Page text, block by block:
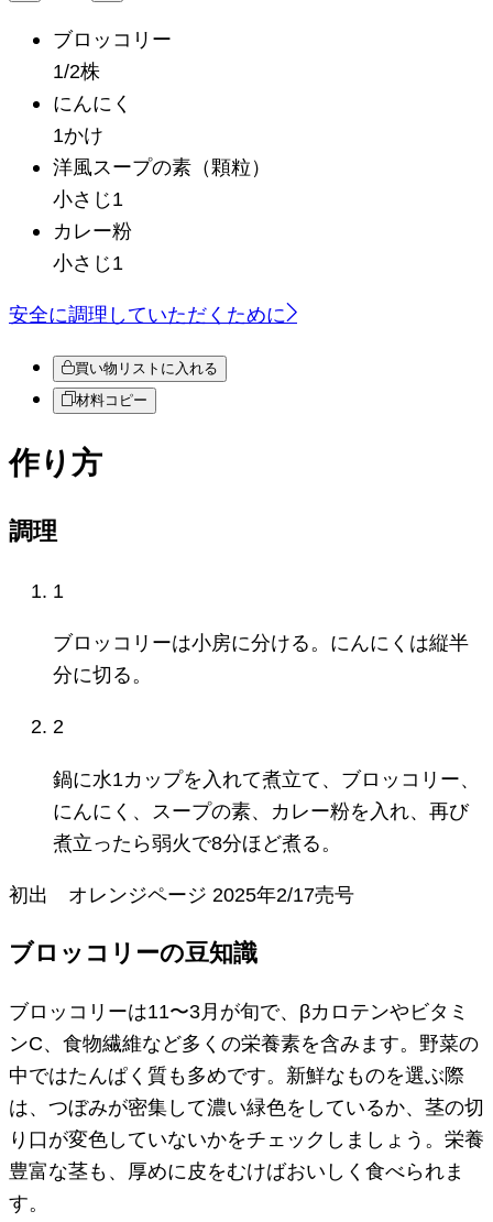
ブロッコリー
1/2株
にんにく
1かけ
洋風スープの素（顆粒）
小さじ1
カレー粉
小さじ1
安全に調理していただくために
買い物リストに入れる
材料コピー
作り方
調理
1
ブロッコリーは小房に分ける。にんにくは縦半
分に切る。
2
鍋に水1カップを入れて煮立て、ブロッコリー、
にんにく、スープの素、カレー粉を入れ、再び
煮立ったら弱火で8分ほど煮る。
初出 オレンジページ 2025年2/17売号
ブロッコリーの豆知識
ブロッコリーは11〜3月が旬で、βカロテンやビタミ
ンC、食物繊維など多くの栄養素を含みます。野菜の
中ではたんぱく質も多めです。新鮮なものを選ぶ際
は、つぼみが密集して濃い緑色をしているか、茎の切
り口が変色していないかをチェックしましょう。栄養
豊富な茎も、厚めに皮をむけばおいしく食べられま
す。